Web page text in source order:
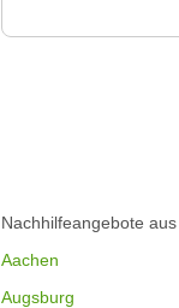
Nachhilfeangebote aus
Aachen
Augsburg